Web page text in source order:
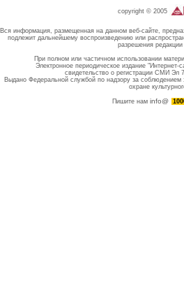
copyright © 2005
Вся информация, размещенная на данном веб-сайте,
подлежит дальнейшему воспроизведению или
разрешения
При полном или частичном использовании
Электронное периодическое издание
свидетельство о регистрации СМИ Эл
Выдано Федеральной службой по надзору за
охране
Пишите намinfo@